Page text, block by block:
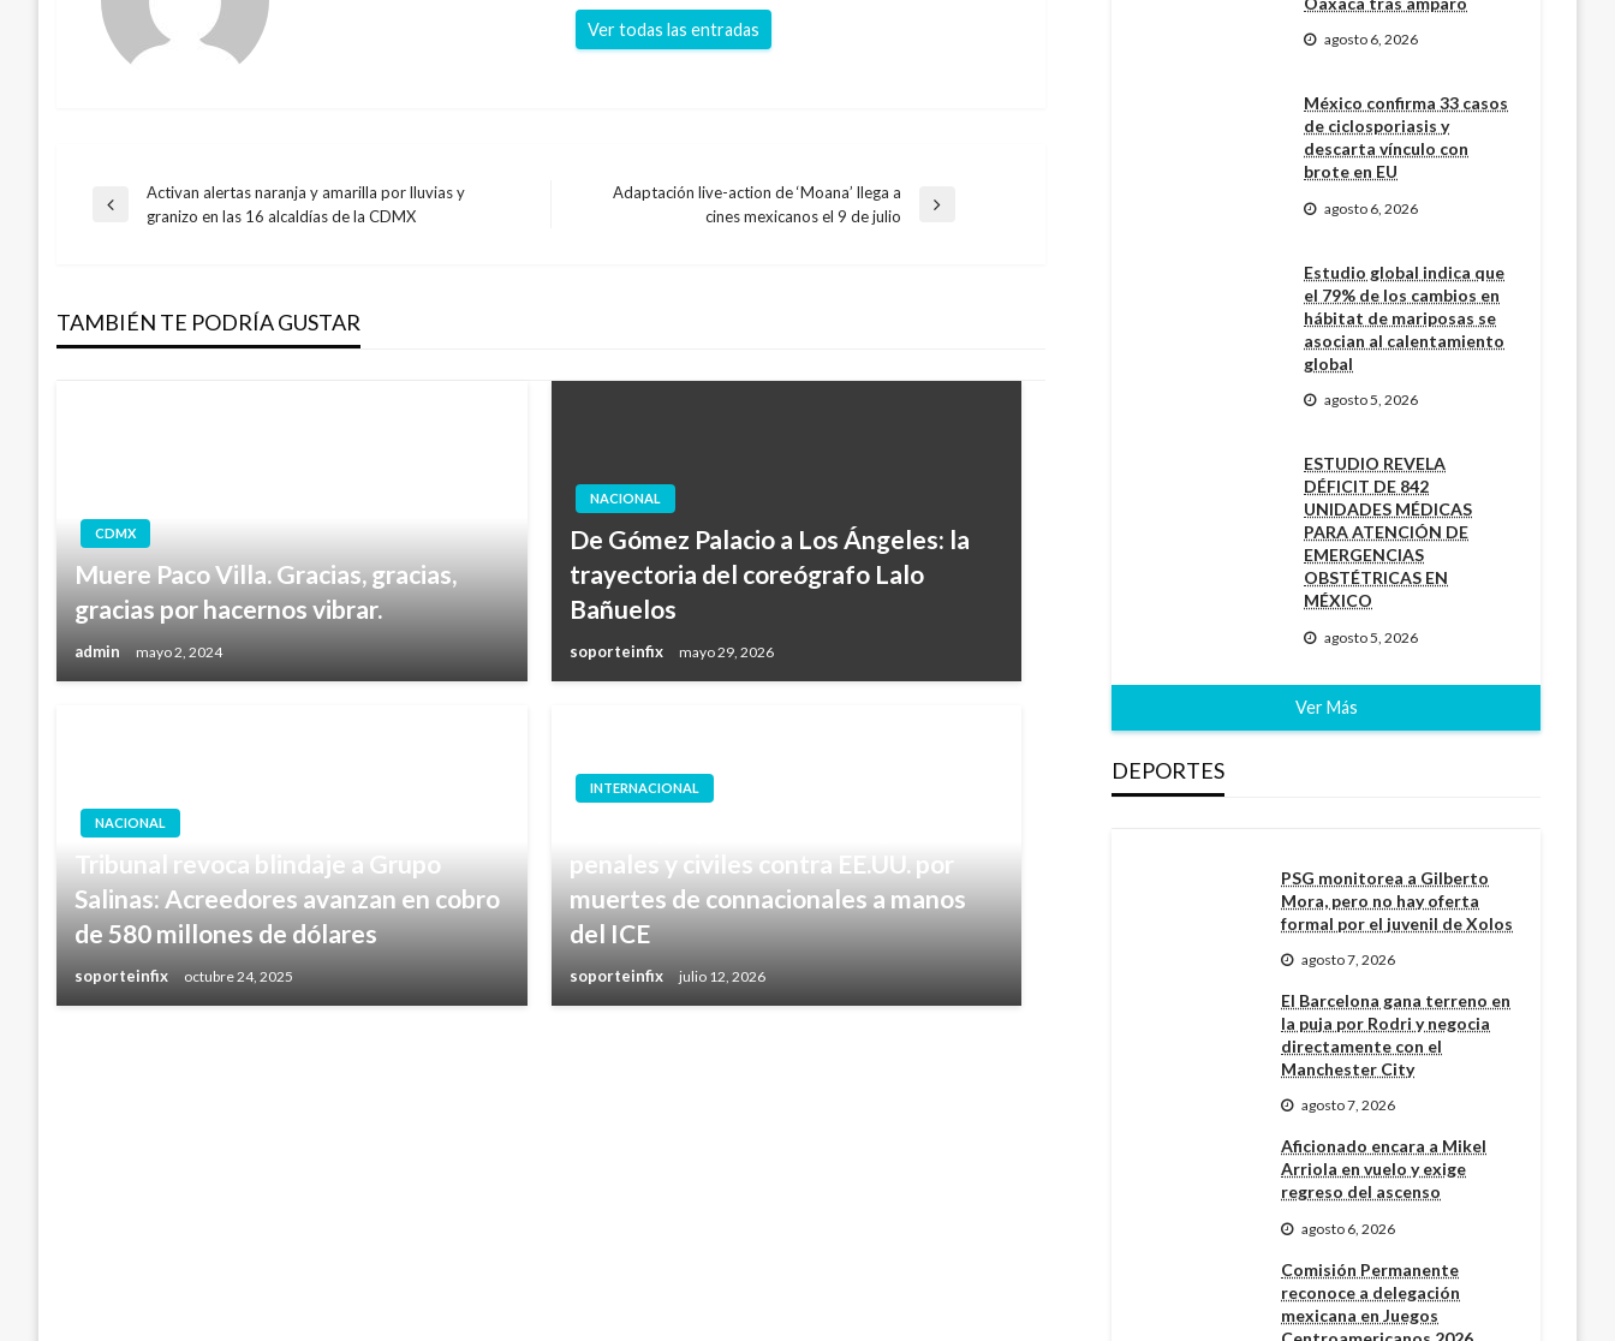
Ver todas las entradas
Navegación
entradas
Entrada
Activan alertas naranja y amarilla por lluvias y
granizo en las 16 alcaldías de la CDMX
Adaptación live-action de ‘Moana’ llega a
cines mexicanos el 9 de julio
TAMBIÉN TE PODRÍA GUSTAR
CDMX
Muere Paco Villa. Gracias, gracias,
gracias por hacernos vibrar.
admin mayo 2, 2024
NACIONAL
De Gómez Palacio a Los Ángeles: la
trayectoria del coreógrafo Lalo
Bañuelos
soporteinfix mayo 29, 2026
NACIONAL
Tribunal revoca blindaje a Grupo
Salinas: Acreedores avanzan en cobro
de 580 millones de dólares
soporteinfix octubre 24, 2025
INTERNACIONAL
penales y civiles contra EE.UU. por
muertes de connacionales a manos
del ICE
soporteinfix julio 12, 2026
agosto 6, 2026
México confirma 33 casos
de ciclosporiasis y
descarta vínculo con
brote en EU
agosto 6, 2026
Estudio global indica que
el 79% de los cambios en
hábitat de mariposas se
asocian al calentamiento
global
agosto 5, 2026
ESTUDIO REVELA
DÉFICIT DE 842
UNIDADES MÉDICAS
PARA ATENCIÓN DE
EMERGENCIAS
OBSTÉTRICAS EN
MÉXICO
agosto 5, 2026
Ver Más
DEPORTES
PSG monitorea a Gilberto
Mora, pero no hay oferta
formal por el juvenil de Xolos
agosto 7, 2026
El Barcelona gana terreno en
la puja por Rodri y negocia
directamente con el
Manchester City
agosto 7, 2026
Aficionado encara a Mikel
Arriola en vuelo y exige
regreso del ascenso
agosto 6, 2026
Comisión Permanente
reconoce a delegación
mexicana en Juegos